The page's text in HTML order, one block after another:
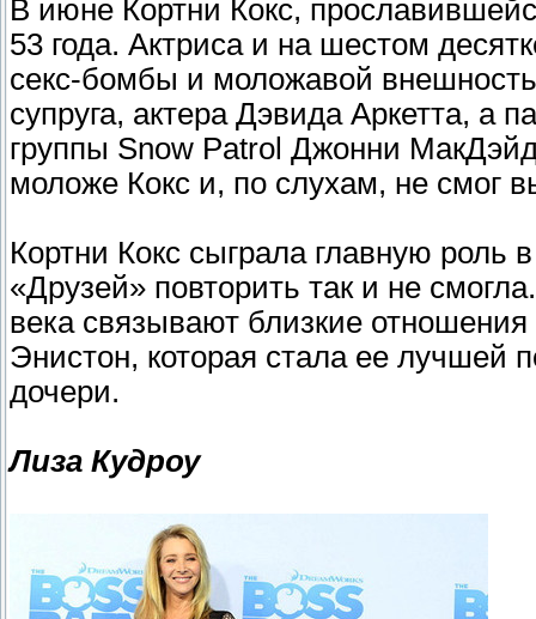
В июне Кортни Кокс,
53 года. Актриса и на шестом
секс-бомбы и моложавой
супруга, актера Дэвида Аркетта, а
группы Snow Patrol Джонни
моложе Кокс и, по слухам, не смог
Кортни Кокс сыграла главную роль
«Друзей» повторить так и не
века связывают близкие
Энистон, которая стала ее лучшей
дочери.
Лиза Кудроу